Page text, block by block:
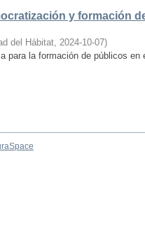
y formación
del Hábitat, 2024-10-07)
para la formación de públicos en